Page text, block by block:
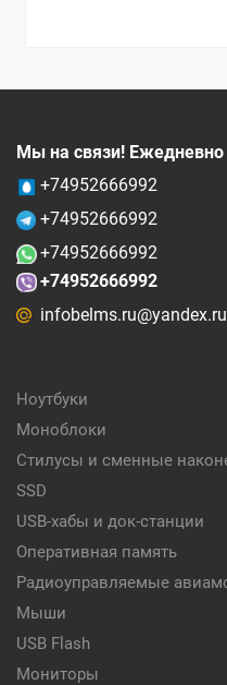
Мы на связи! Ежедневно
+74952666992
+74952666992
+74952666992
+74952666992
infobelms.ru@yandex.ru
Ноутбуки
Моноблоки
Стилусы и сменные
SSD
USB-хабы и док-станции
Оперативная память
Радиоуправляемые
Мыши
USB Flash
Мониторы